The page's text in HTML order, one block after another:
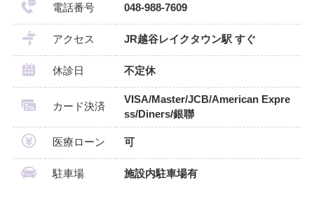
電話番号 048-988-7609
アクセス JR越谷レイクタウン駅 すぐ
休診日 不定休
カード決済
VISA/Master/JCB/American Expre
ss/Diners/銀聯
医療ローン 可
駐車場 施設内駐車場有